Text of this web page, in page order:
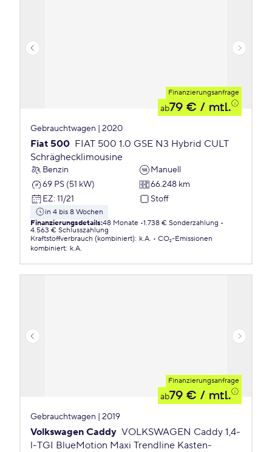
Finanzierungsanfrage
ab79 € / mtl.
Gebrauchtwagen | 2020
Fiat 500 FIAT 500 1.0 GSE N3 Hybrid CULT
Schräghecklimousine
Benzin
Manuell
69 PS (51 kW)
66.248 km
EZ: 11/21 Stoff
in 4 bis 8 Wochen
Finanzierungsdetails:48 Monate 1.738 € Sonderzahlung
4.563 € Schlusszahlung
Kraftstoffverbrauch (kombiniert): k.A.
CO₂-Emissionen
kombiniert: k.A.
Finanzierungsanfrage
ab79 € / mtl.
Gebrauchtwagen | 2019
Volkswagen Caddy VOLKSWAGEN Caddy 1,4-
l-TGI BlueMotion Maxi Trendline Kasten-